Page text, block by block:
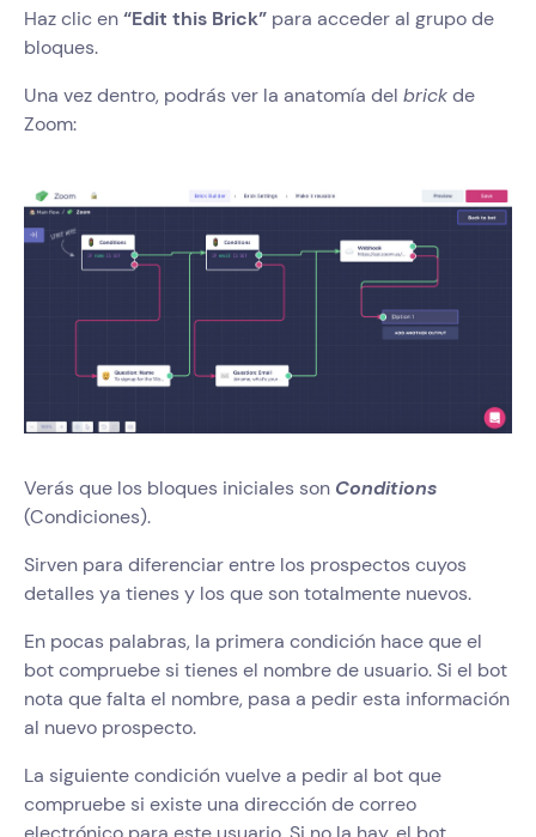
Haz clic en“Edit this Brick” para acceder al grupo de
bloques.
Una vez dentro, podrás ver la anatomía del brickde
Zoom:
Verás que los bloques iniciales son Conditions
(Condiciones).
Sirven para diferenciar entre los prospectos cuyos
detalles ya tienes y los que son totalmente nuevos.
En pocas palabras, la primera condición hace que el
bot compruebe si tienes el nombre de usuario. Si el bot
nota que falta el nombre, pasa a pedir esta información
al nuevo prospecto.
La siguiente condición vuelve a pedir al bot que
compruebe si existe una dirección de correo